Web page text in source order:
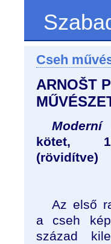
Cseh
ARNOŠT
Moderní
kötet,
(rövidítve)
Az első
a cseh
század